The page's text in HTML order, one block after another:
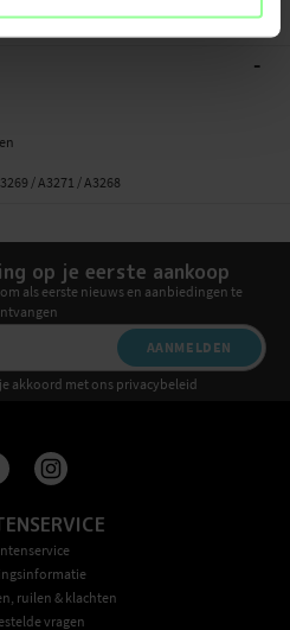
-
/ A3271 / A3268
op je eerste aankoop
als eerste nieuws en aanbiedingen te
AANMELDEN
akkoord met ons privacybeleid
ruilen & klachten
vragen